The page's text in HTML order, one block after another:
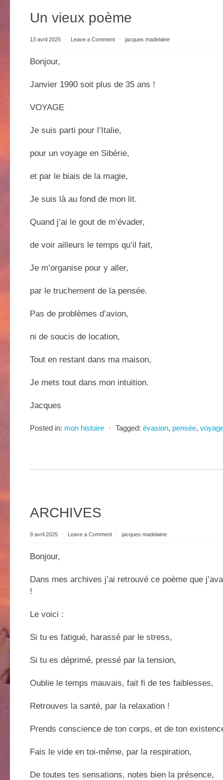
Un vieux poème
13 avril 2025 ⋅ Leave a Comment ⋅ jacques madelaine
Bonjour,
Janvier 1990 soit plus de 35 ans !
VOYAGE
Je suis parti pour l’Italie,
pour un voyage en Sibérie,
et par le biais de la magie,
Je suis là au fond de mon lit.
Quand j’ai le gout de m’évader,
de voir ailleurs le temps qu’il fait,
Je m’organise pour y aller,
par le truchement de la pensée.
Pas de problèmes d’avion,
ni de soucis de location,
Tout en restant dans ma maison,
Je mets tout dans mon intuition.
Jacques
Posted in: mon histoire ⋅ Tagged: évasion, pensée,
ARCHIVES
9 avril 2025 ⋅ Leave a Comment ⋅ jacques madelaine
Bonjour,
Dans mes archives j’ai retrouvé ce poème que
!
Le voici :
Si tu es fatigué, harassé par le stress,
Si tu es déprimé, pressé par la tension,
Oublie le temps mauvais, fait fi de tes faiblesses,
Retrouves la santé, par la relaxation !
Prends conscience de ton corps, et de ton
Fais le vide en toi-même, par la respiration,
De toutes tes sensations, notes bien la présence,